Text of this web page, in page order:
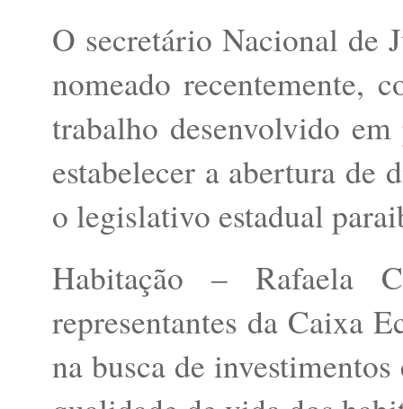
O secretário Nacional de
nomeado recentemente,
trabalho desenvolvido
estabelecer a abertura de
o legislativo estadual
Habitação – Rafaela
representantes da Caixa
na busca de